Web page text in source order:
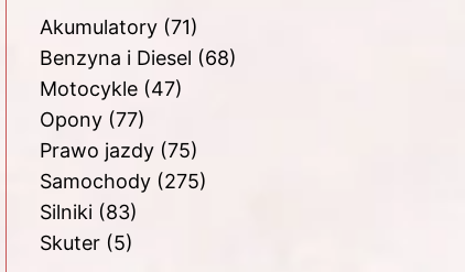
Akumulatory(71)
Benzyna i Diesel (68)
Motocykle(47)
Opony(77)
Prawo jazdy(75)
Samochody(275)
Silniki(83)
Skuter(5)